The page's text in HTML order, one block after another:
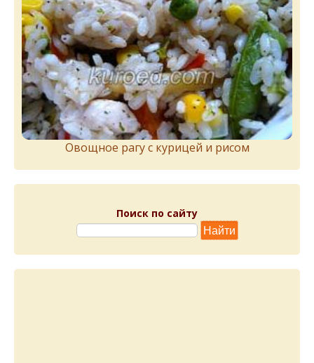
Овощное рагу с курицей и рисом
Поиск по сайту